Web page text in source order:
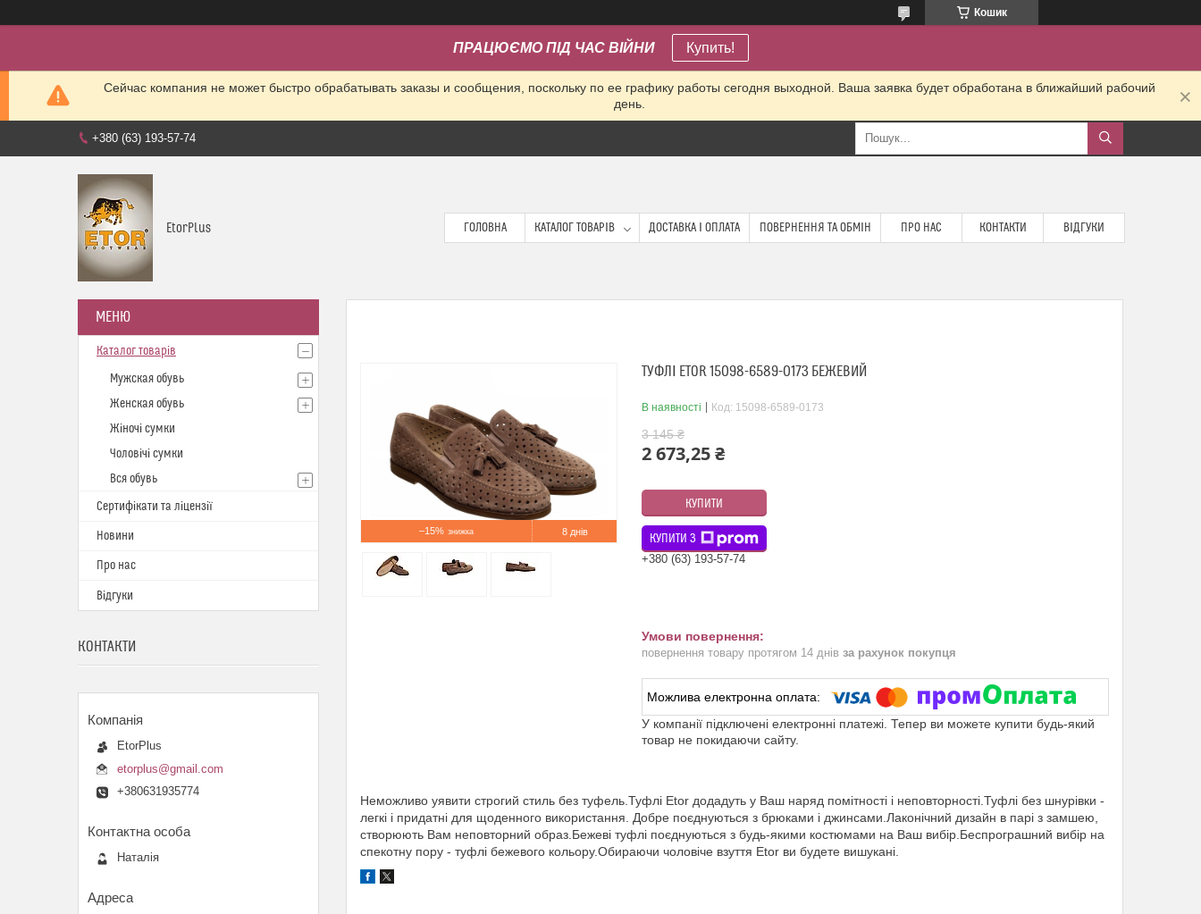
Кошик
ПРАЦЮЄМО ПІД ЧАС ВІЙНИ Купить!
Сейчас компания не может быстро обрабатывать заказы и сообщения, поскольку по ее графику работы сегодня выходной. Ваша заявка будет обработана в ближайший рабочий
день.
+380 (63) 193-57-74
EtorPlus ГОЛОВНА КАТАЛОГ ТОВАРІВ ДОСТАВКА І ОПЛАТА ПОВЕРНЕННЯ ТА ОБМІН ПРО НАС КОНТАКТИ ВІДГУКИ
–15% 8 днів
ТУФЛІ ETOR 15098-6589-0173 БЕЖЕВИЙ
В наявності Код: 15098-6589-0173
3 145 ₴
2 673,25 ₴
КУПИТИ
КУПИТИ З
+380 (63) 193-57-74
повернення товару протягом 14 днів за рахунок покупця
У компанії підключені електронні платежі. Тепер ви можете купити будь-який
товар не покидаючи сайту.
Неможливо уявити строгий стиль без туфель.Туфлі Etor додадуть у Ваш наряд помітності і неповторності.Туфлі без шнурівки -
легкі і придатні для щоденного використання. Добре поєднуються з брюками і джинсами.Лаконічний дизайн в парі з замшею,
створюють Вам неповторний образ.Бежеві туфлі поєднуються з будь-якими костюмами на Ваш вибір.Беспрограшний вибір на
спекотну пору - туфлі бежевого кольору.Обираючи чоловіче взуття Etor ви будете вишукані.
Каталог товарів
Мужская обувь
Женская обувь
Жіночі сумки
Чоловічі сумки
Вся обувь
Сертифікати та ліцензії
Новини
Про нас
Відгуки
КОНТАКТИ
EtorPlus
etorplus@gmail.com
+380631935774
Наталія